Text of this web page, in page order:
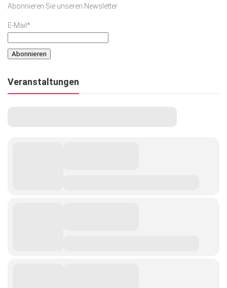
Lifestyle
Ausflug & Reise
Abonnieren Sie unseren Newsletter
E-Mail*
Veranstaltungen